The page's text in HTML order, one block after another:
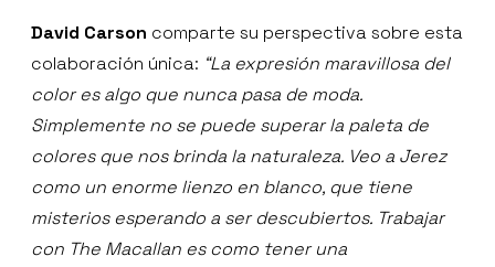
David Carson comparte su perspectiva sobre esta
colaboración única: “La expresión maravillosa del
color es algo que nunca pasa de moda.
Simplemente no se puede superar la paleta de
colores que nos brinda la naturaleza. Veo a Jerez
como un enorme lienzo en blanco, que tiene
misterios esperando a ser descubiertos. Trabajar
con The Macallan es como tener una